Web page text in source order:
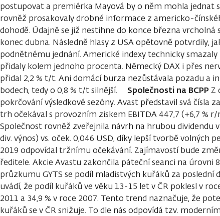
postupovat a premiérka Mayová by o něm mohla jednat
rovněž prosakovaly drobné informace z americko-
dohodě. Údajně se již nestihne do konce března vrcholná
konec dubna. Následně hlasy z USA opětovně potvrdily,
podnětnému jednání. Americké indexy technicky
přidaly kolem jednoho procenta. Německý DAX i přes
přidal 2,2 % t/t. Ani domácí burza nezůstávala pozadu a
bodech, tedy o 0,8 % t/t silnější. Společnosti na BCPP Z
pokrčování výsledkové sezóny. Avast představil svá čísla
trh očekával s provozním ziskem EBITDA 447,7 (+6,7 % r/
Společnost rovněž zveřejnila návrh na hrubou dividendu
div. výnos) vs. oček. 0,046 USD, díky lepší tvorbě volných
2019 odpovídal tržnímu očekávání. Zajímavostí bude
ředitele. Akcie Avastu zakončila páteční seanci na úrovni
průzkumu GYTS se podíl mladistvých kuřáků za poslední
uvádí, že podíl kuřáků ve věku 13-15 let v ČR poklesl v
2011 a 34,9 % v roce 2007. Tento trend naznačuje, že
kuřáků se v ČR snižuje. To dle nás odpovídá tzv.